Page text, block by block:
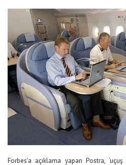
Forbes’a açıklama yapan Postra,